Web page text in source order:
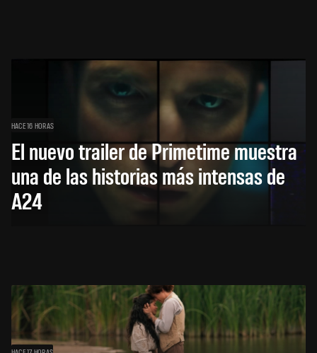
HACE 16 HORAS
El nuevo trailer de Primetime muestra
una de las historias más intensas de
A24